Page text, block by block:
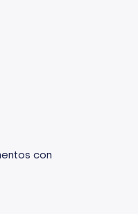
con